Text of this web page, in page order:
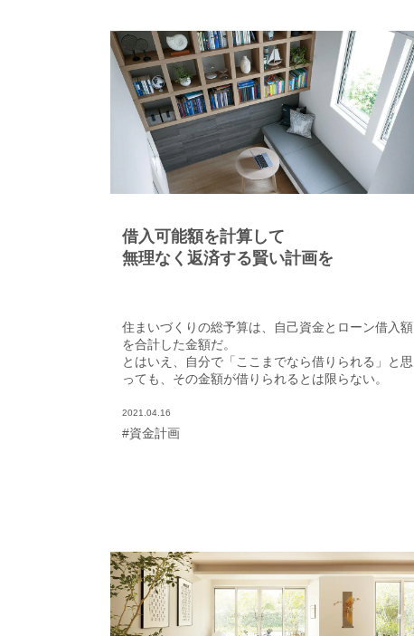
借入可能額を計算して
無理なく返済する賢い計画を
住まいづくりの総予算は、自己資金とローン借入額
を合計した金額だ。
とはいえ、自分で「ここまでなら借りられる」と思
っても、その金額が借りられるとは限らない。
2021.04.16
#資金計画